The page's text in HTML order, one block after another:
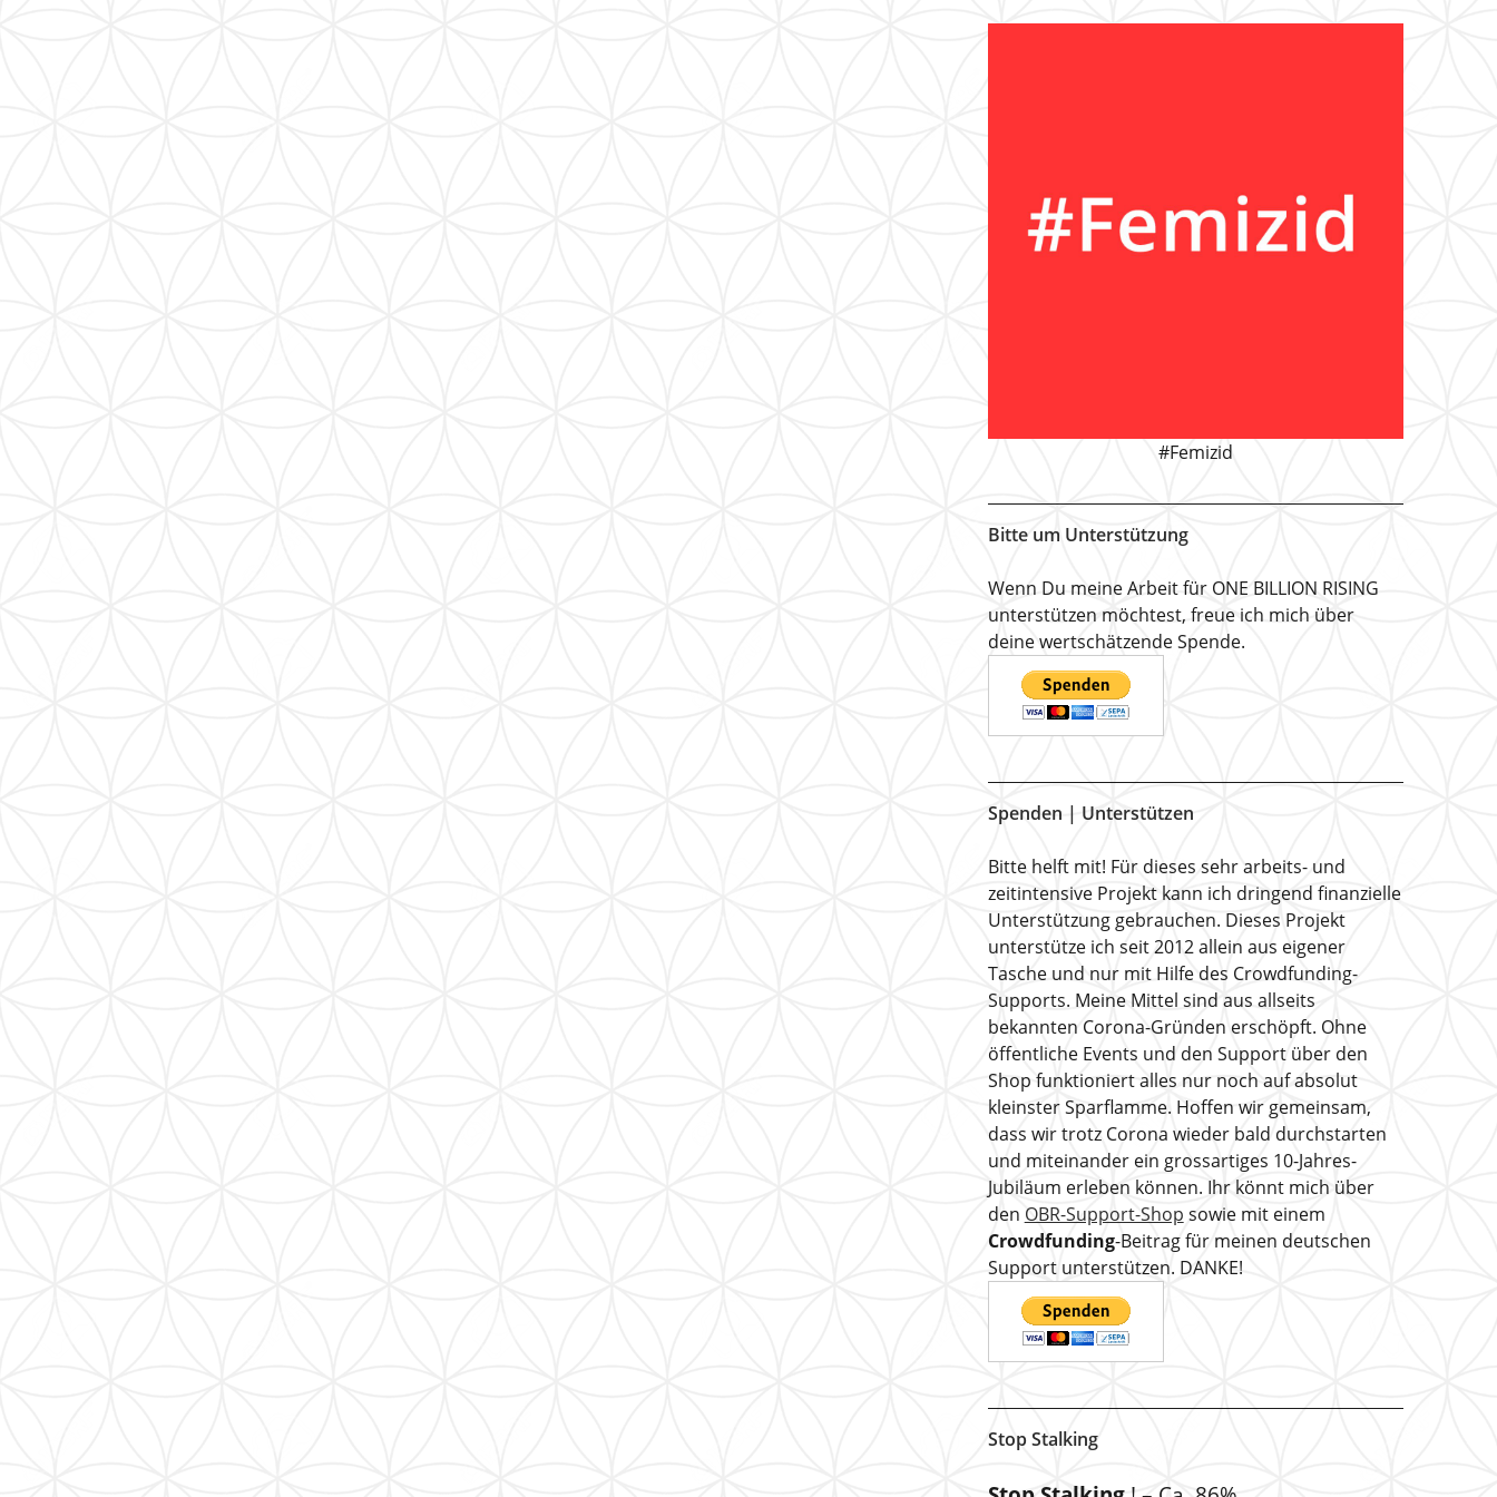
#Femizid
Bitte um Unterstützung
Wenn Du meine Arbeit für ONE BILLION RISING
unterstützen möchtest, freue ich mich über
deine wertschätzende Spende.
Spenden | Unterstützen
Bitte helft mit! Für dieses sehr arbeits- und
zeitintensive Projekt kann ich dringend finanzielle
Unterstützung gebrauchen. Dieses Projekt
unterstütze ich seit 2012 allein aus eigener
Tasche und nur mit Hilfe des Crowdfunding-
Supports. Meine Mittel sind aus allseits
bekannten Corona-Gründen erschöpft. Ohne
öffentliche Events und den Support über den
Shop funktioniert alles nur noch auf absolut
kleinster Sparflamme. Hoffen wir gemeinsam,
dass wir trotz Corona wieder bald durchstarten
und miteinander ein grossartiges 10-Jahres-
Jubiläum erleben können. Ihr könnt mich über
den OBR-Support-Shop sowie mit einem
Crowdfunding-Beitrag für meinen deutschen
Support unterstützen. DANKE!
Stop Stalking